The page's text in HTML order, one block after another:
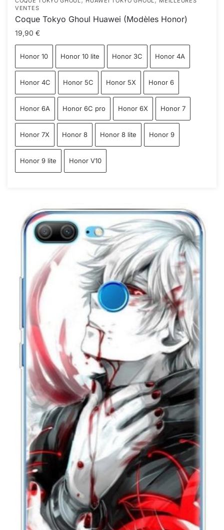
VENTES
Coque Tokyo Ghoul Huawei (Modèles Honor)
19,90 €
Honor 10 Honor 10 lite Honor 3C Honor 4A
Honor 4C Honor 5C Honor 5X Honor 6
Honor 6A Honor 6C pro Honor 6X Honor 7
Honor 7X Honor 8 Honor 8 lite Honor 9
Honor 9 lite Honor V10